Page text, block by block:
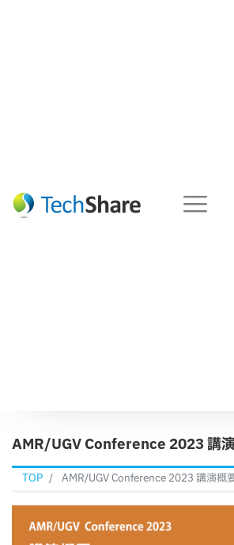
AMR/UGV Conference 2023 講
TOP AMR/UGV Conference 2023 講演概